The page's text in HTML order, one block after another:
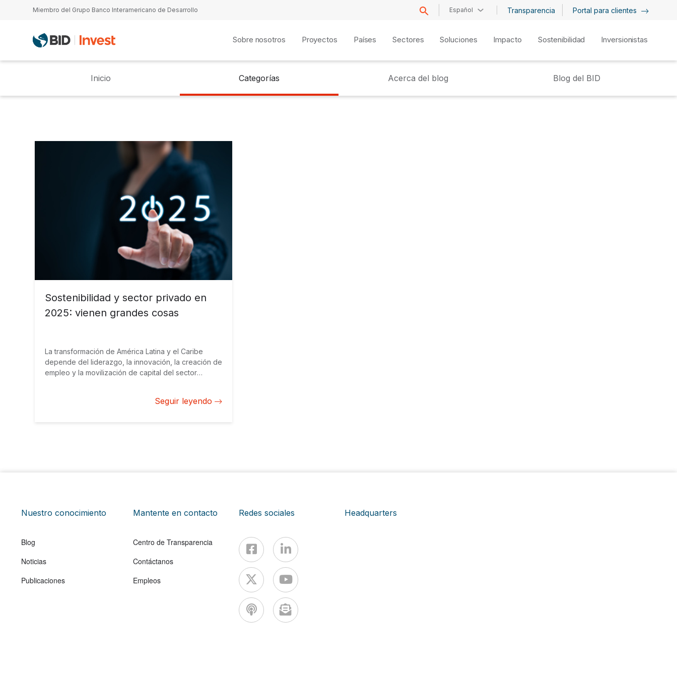
Pasar al contenido principal
Miembro del Grupo Banco Interamericano de Desarrollo Español Transparencia Portal para clientes
Sobre nosotros Proyectos Países Sectores Soluciones Impacto Sostenibilidad Inversionistas
Inicio Categorías Acerca del blog Blog del BID
Sostenibilidad y sector privado en
2025: vienen grandes cosas
La transformación de América Latina y el Caribe
depende del liderazgo, la innovación, la creación de
empleo y la movilización de capital del sector
desarrollo sostenible en la región.Seguir leyendo
Nuestro conocimiento
Blog
Noticias
Publicaciones
Mantente en contacto
Centro de Transparencia
Contáctanos
Empleos
Redes sociales Headquarters